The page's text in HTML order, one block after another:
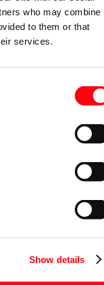
who may combine
to them or that
services.
Show details